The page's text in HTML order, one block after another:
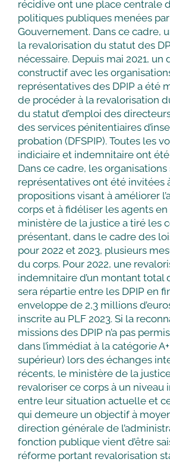
récidive ont une place centrale
politiques publiques menées
Gouvernement. Dans ce cadre,
la revalorisation du statut des
nécessaire. Depuis mai 2021, un
constructif avec les
représentatives des DPIP a été
de procéder à la revalorisation
du statut d’emploi des
des services pénitentiaires
probation (DFSPIP). Toutes les
indiciaire et indemnitaire ont
Dans ce cadre, les
représentatives ont été invitées
propositions visant à améliorer
corps et à fidéliser les agents
ministère de la justice a tiré les
présentant, dans le cadre des
pour 2022 et 2023, plusieurs
du corps. Pour 2022, une
indemnitaire d’un montant total
sera répartie entre les DPIP en
enveloppe de 2,3 millions
inscrite au PLF 2023. Si la
missions des DPIP n’a pas
dans l’immédiat à la catégorie
supérieur) lors des échanges
récents, le ministère de la
revaloriser ce corps à un niveau
entre leur situation actuelle et
qui demeure un objectif à
direction générale de
fonction publique vient d’être
réforme portant revalorisation